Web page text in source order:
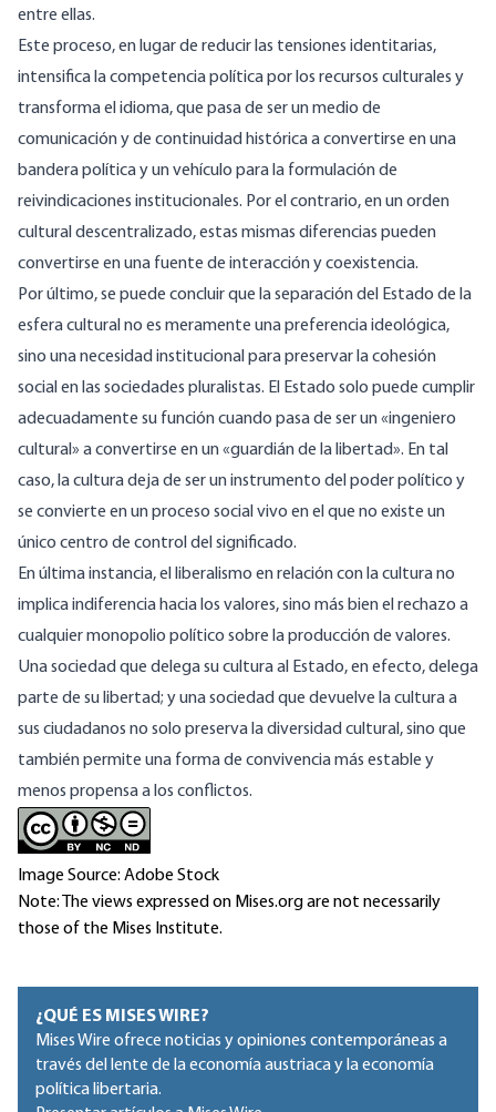
entre ellas.
Este proceso, en lugar de reducir las tensiones identitarias,
intensifica la competencia política por los recursos culturales y
transforma el idioma, que pasa de ser un medio de
comunicación y de continuidad histórica a convertirse en una
bandera política y un vehículo para la formulación de
reivindicaciones institucionales. Por el contrario, en un orden
cultural descentralizado, estas mismas diferencias pueden
convertirse en una fuente de interacción y coexistencia.
Por último, se puede concluir que la separación del Estado de la
esfera cultural no es meramente una preferencia ideológica,
sino una necesidad institucional para preservar la cohesión
social en las sociedades pluralistas. El Estado solo puede cumplir
adecuadamente su función cuando pasa de ser un «ingeniero
cultural» a convertirse en un «guardián de la libertad». En tal
caso, la cultura deja de ser un instrumento del poder político y
se convierte en un proceso social vivo en el que no existe un
único centro de control del significado.
En última instancia, el liberalismo en relación con la cultura no
implica indiferencia hacia los valores, sino más bien el rechazo a
cualquier monopolio político sobre la producción de valores.
Una sociedad que delega su cultura al Estado, en efecto, delega
parte de su libertad; y una sociedad que devuelve la cultura a
sus ciudadanos no solo preserva la diversidad cultural, sino que
también permite una forma de convivencia más estable y
menos propensa a los conflictos.
Image Source: Adobe Stock
Note: The views expressed on Mises.org are not necessarily
those of the Mises Institute.
¿QUÉ ES MISES WIRE?
Mises Wire ofrece noticias y opiniones contemporáneas a
través del lente de la economía austriaca y la economía
política libertaria.